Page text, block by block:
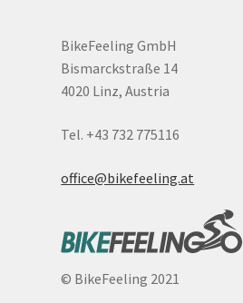
BikeFeeling GmbH
Bismarckstraße 14
4020 Linz, Austria
Tel. +43 732 775116
office@bikefeeling.at
© BikeFeeling 2021